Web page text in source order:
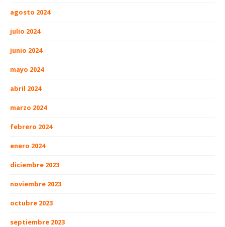
agosto 2024
julio 2024
junio 2024
mayo 2024
abril 2024
marzo 2024
febrero 2024
enero 2024
diciembre 2023
noviembre 2023
octubre 2023
septiembre 2023